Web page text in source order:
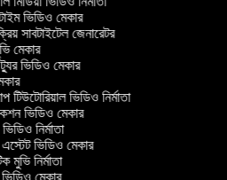
ভিডিও মেকার
সাবটাইটেল জেনারেটর
মেকার
ভিডিও মেকার
ভিডিও নির্মাতা
ভিডিও মেকার
নির্মাতা
ভিডিও মেকার
মুভি নির্মাতা